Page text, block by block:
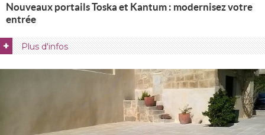
Nouveaux portails Toska et Kantum : modernisez votre
entrée
+ Plus d'infos